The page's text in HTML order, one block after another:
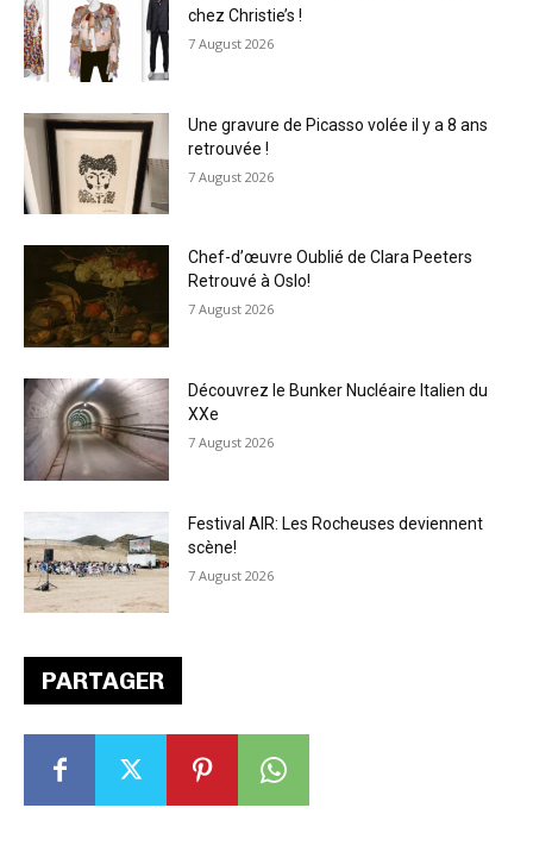
PARTAGER
chez Christie’s !
7 August 2026
Une gravure de Picasso volée il y a 8 ans
retrouvée !
7 August 2026
Chef-d’œuvre Oublié de Clara Peeters
Retrouvé à Oslo!
7 August 2026
Découvrez le Bunker Nucléaire Italien du
XXe
7 August 2026
Festival AIR: Les Rocheuses deviennent
scène!
7 August 2026